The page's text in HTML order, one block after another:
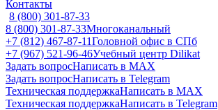
Контакты
8 (800) 301-87-33
8 (800) 301-87-33Многоканальный
+7 (812) 467-87-11Головной офис в СПб
+7 (967) 521-96-46Учебный центр Dilikat
Задать вопросНаписать в MAX
Задать вопросНаписать в Telegram
Техническая поддержкаНаписать в MAX
Техническая поддержкаНаписать в Telegram